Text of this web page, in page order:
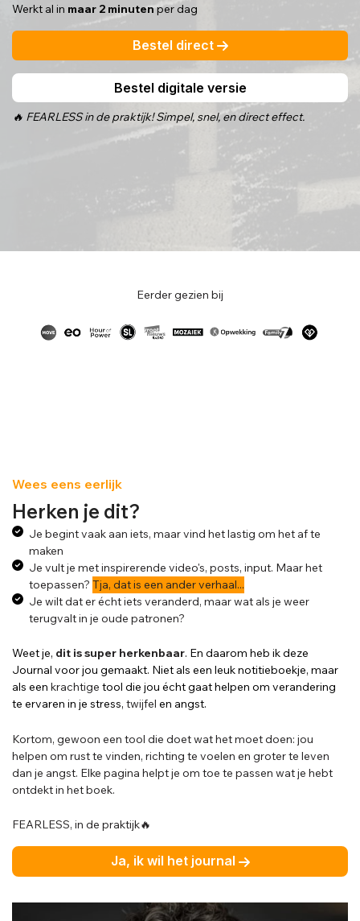
Werkt al in maar 2 minutenper dag
Bestel direct
Bestel digitale versie
🔥 FEARLESS in de praktijk! Simpel, snel, en direct effect.
Eerder gezien bij
Wees eens eerlijk
Herken je dit?
Je begint vaak aan iets, maar vind het lastig om het af te
maken
Je vult je met inspirerende video's, posts, input. Maar het
toepassen? Tja, dat is een ander verhaal...
Je wilt dat er écht iets veranderd, maar wat als je weer
terugvalt in je oude patronen?
Weet je, dit is super herkenbaar. En daarom heb ik deze
Journal voor jou gemaakt. Niet als een leuk notitieboekje, maar
als een krachtige tool die jou écht gaat helpen om verandering
te ervaren in je stress, twijfel en angst.
Kortom, gewoon een tool die doet wat het moet doen: jou
helpen om rust te vinden, richting te voelen en groter te leven
dan je angst. Elke pagina helpt je om toe te passen wat je hebt
ontdekt in het boek.
FEARLESS, in de praktijk🔥
Ja, ik wil het journal